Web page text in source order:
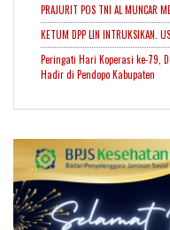
PRAJURIT POS TNI AL MUNCAR
KETUM DPP LIN INTRUKSIKAN.
Peringati Hari Koperasi ke-79,
Hadir di Pendopo Kabupaten